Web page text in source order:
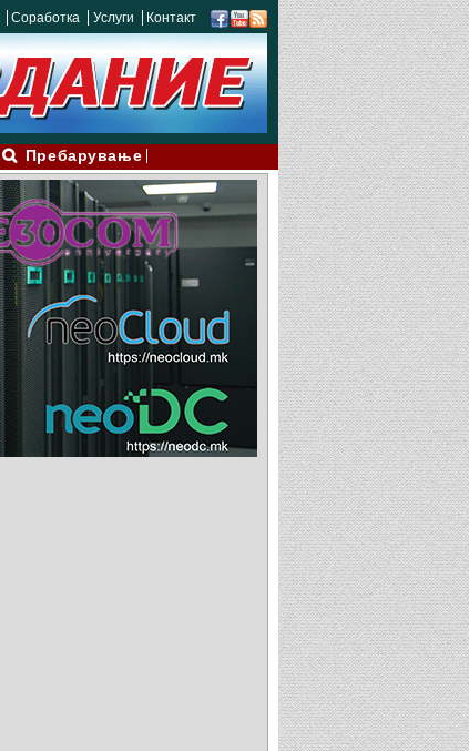
Соработка Услуги Контакт
Пребарување